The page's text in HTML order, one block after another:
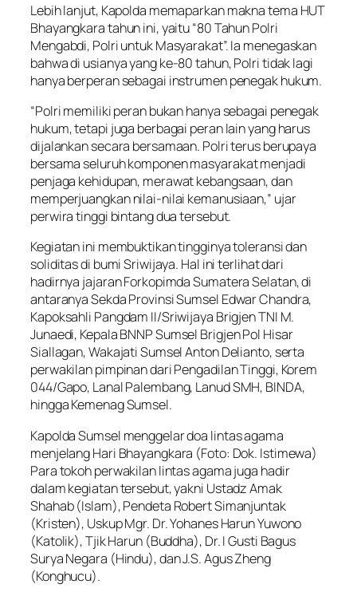
Lebih lanjut, Kapolda memaparkan makna tema HUT
Bhayangkara tahun ini, yaitu “80 Tahun Polri
Mengabdi, Polri untuk Masyarakat”. Ia menegaskan
bahwa di usianya yang ke-80 tahun, Polri tidak lagi
hanya berperan sebagai instrumen penegak hukum.
“Polri memiliki peran bukan hanya sebagai penegak
hukum, tetapi juga berbagai peran lain yang harus
dijalankan secara bersamaan. Polri terus berupaya
bersama seluruh komponen masyarakat menjadi
penjaga kehidupan, merawat kebangsaan, dan
memperjuangkan nilai-nilai kemanusiaan,” ujar
perwira tinggi bintang dua tersebut.
Kegiatan ini membuktikan tingginya toleransi dan
soliditas di bumi Sriwijaya. Hal ini terlihat dari
hadirnya jajaran Forkopimda Sumatera Selatan, di
antaranya Sekda Provinsi Sumsel Edwar Chandra,
Kapoksahli Pangdam II/Sriwijaya Brigjen TNI M.
Junaedi, Kepala BNNP Sumsel Brigjen Pol Hisar
Siallagan, Wakajati Sumsel Anton Delianto, serta
perwakilan pimpinan dari Pengadilan Tinggi, Korem
044/Gapo, Lanal Palembang, Lanud SMH, BINDA,
hingga Kemenag Sumsel.
Kapolda Sumsel menggelar doa lintas agama
menjelang Hari Bhayangkara (Foto: Dok. Istimewa)
Para tokoh perwakilan lintas agama juga hadir
dalam kegiatan tersebut, yakni Ustadz Amak
Shahab (Islam), Pendeta Robert Simanjuntak
(Kristen), Uskup Mgr. Dr. Yohanes Harun Yuwono
(Katolik), Tjik Harun (Buddha), Dr. I Gusti Bagus
Surya Negara (Hindu), dan J.S. Agus Zheng
(Konghucu).